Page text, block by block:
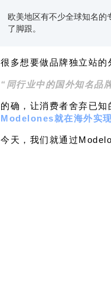
欧美地区有不少全球知名
了脚跟。
很多想要做品牌独立站的
“同行业中的国外知名品
的确，让消费者舍弃已
Modelones就在海外实
今天，我们就通过